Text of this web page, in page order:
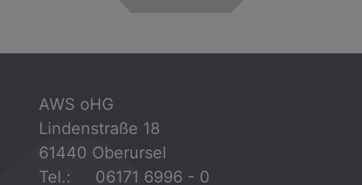
AWS oHG
Lindenstraße 18
61440 Oberursel
Tel.: 06171 6996 - 0